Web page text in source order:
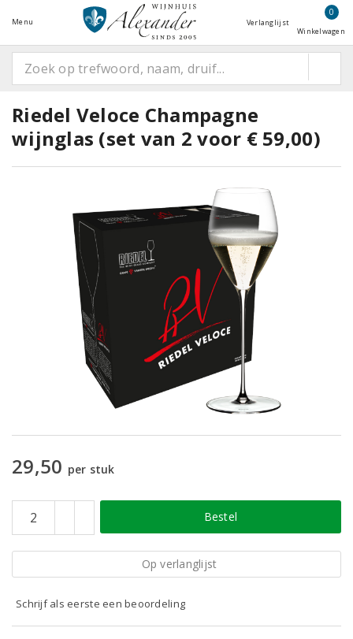
Menu Verlanglijst
0
Winkelwagen
Riedel Veloce Champagne
wijnglas (set van 2 voor € 59,00)
29,50 per stuk
Bestel
Op verlanglijst
Schrijf als eerste een beoordeling